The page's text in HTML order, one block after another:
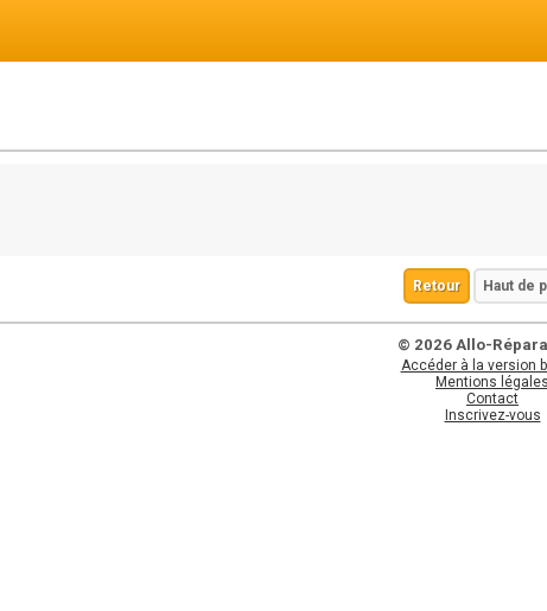
Retour Haut de
© 2026 Allo-
Accéder à la version
Mentions légales
Contact
Inscrivez-vous